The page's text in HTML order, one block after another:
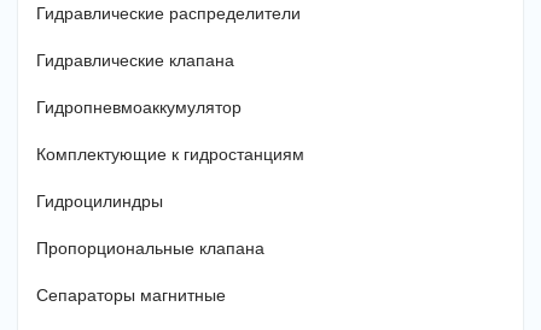
Гидравлические распределители
Гидравлические клапана
Гидропневмоаккумулятор
Комплектующие к гидростанциям
Гидроцилиндры
Пропорциональные клапана
Сепараторы магнитные